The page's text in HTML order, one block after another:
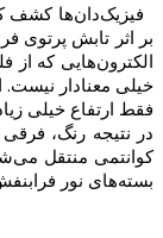
فیزیک‌دان‌ها کشف
بر اثر تابش پرتوی
الکترون‌هایی که از
خیلی معنادار نیست.
فقط ارتفاع خیلی
در نتیجه رنگ،
کوانتمی منتقل
بسته‌های نور